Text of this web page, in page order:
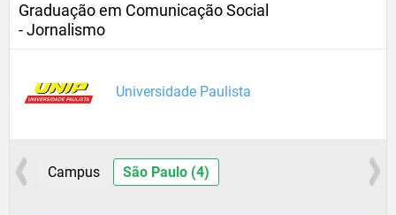
Graduação em Comunicação Social
- Jornalismo
Universidade Paulista
Campus São Paulo (4)